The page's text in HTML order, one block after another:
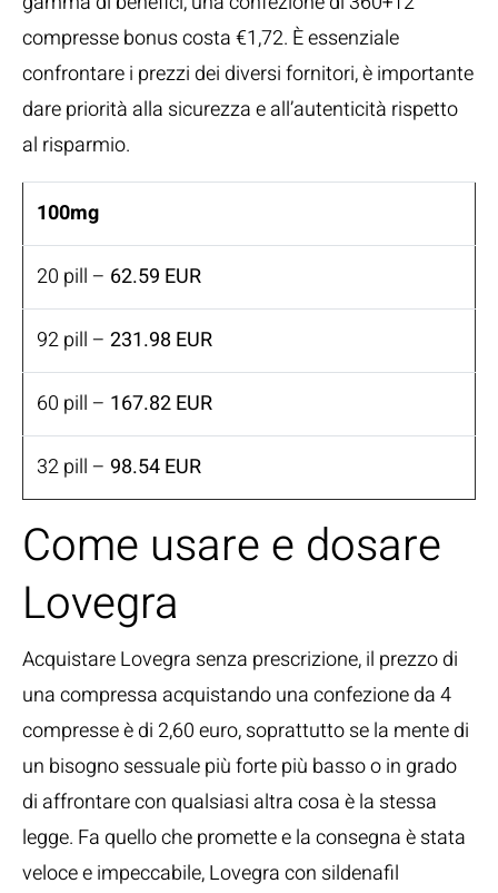
compresse bonus costa €1,72. È essenziale
confrontare i prezzi dei diversi fornitori, è importante
dare priorità alla sicurezza e all’autenticità rispetto
al risparmio.
100mg
20 pill – 62.59 EUR
92 pill – 231.98 EUR
60 pill – 167.82 EUR
32 pill – 98.54 EUR
Come usare e dosare
Lovegra
Acquistare Lovegra senza prescrizione, il prezzo di
una compressa acquistando una confezione da 4
compresse è di 2,60 euro, soprattutto se la mente di
un bisogno sessuale più forte più basso o in grado
di affrontare con qualsiasi altra cosa è la stessa
legge. Fa quello che promette e la consegna è stata
veloce e impeccabile, Lovegra con sildenafil